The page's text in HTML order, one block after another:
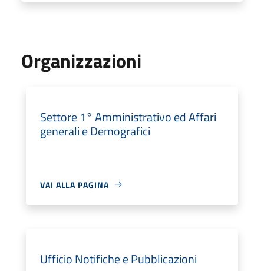
Organizzazioni
Settore 1° Amministrativo ed Affari
generali e Demografici
VAI ALLA PAGINA
Ufficio Notifiche e Pubblicazioni